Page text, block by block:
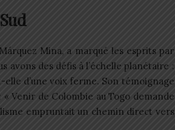
Mina, a marqué les esprits par
avons des défis à l’échelle planétaire :
d’une voix ferme. Son témoignage
« Venir de Colombie au Togo demande
empruntait un chemin direct vers